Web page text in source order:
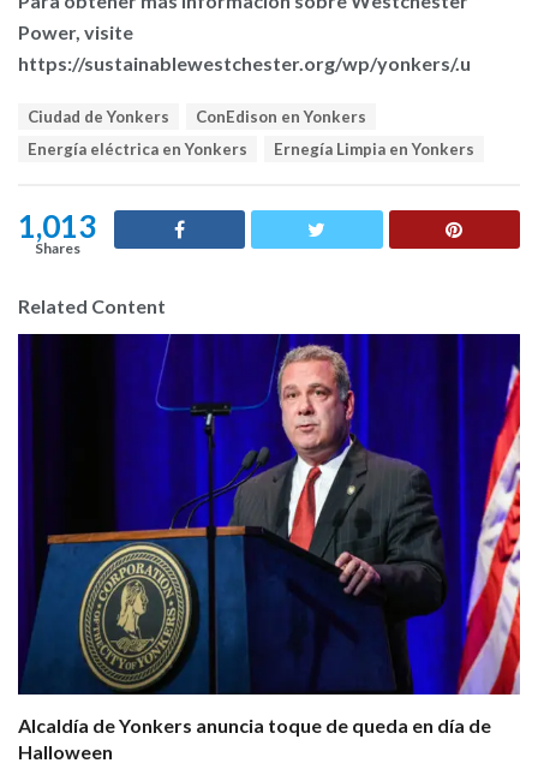
Power, visite
https://sustainablewestchester.org/wp/yonkers/.u
Ciudad de Yonkers
ConEdison en Yonkers
Energía eléctrica en Yonkers
Ernegía Limpia en Yonkers
1,013
Shares
Related Content
Alcaldía de Yonkers anuncia toque de queda en día de
Halloween